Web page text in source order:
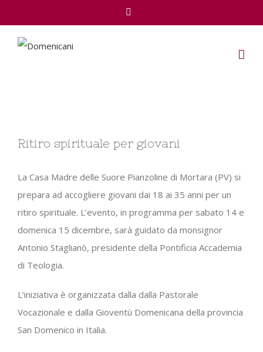
Larger
Ritiro spirituale per giovani
La Casa Madre delle Suore Pianzoline di Mortara (PV) si
prepara ad accogliere giovani dai 18 ai 35 anni per un
ritiro spirituale. L’evento, in programma per sabato 14 e
domenica 15 dicembre, sarà guidato da monsignor
Antonio Staglianò, presidente della Pontificia Accademia
di Teologia.
L’iniziativa è organizzata dalla dalla Pastorale
Vocazionale e dalla Gioventù Domenicana della provincia
San Domenico in Italia.